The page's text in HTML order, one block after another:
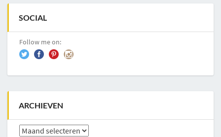
SOCIAL
Follow me on:
ARCHIEVEN
Archieven